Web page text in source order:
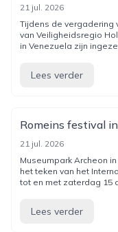
21 jul. 2026
Tijdens de vergadering
van Veiligheidsregio
in Venezuela zijn
Lees verder
Romeins festival
21 jul. 2026
Museumpark Archeon
het teken van het
tot en met zaterdag 15
Lees verder